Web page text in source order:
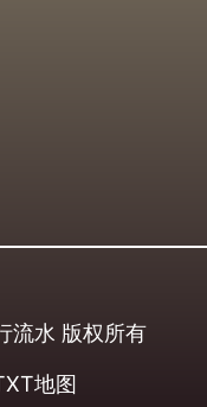
流水 版权所有
地图